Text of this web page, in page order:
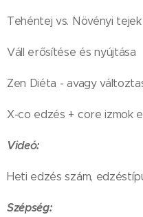
Tehéntej vs. Növényi tejek
Váll erősítése és nyújtása
Zen Diéta - avagy
X-co edzés + core izmok
Videó:
Heti edzés szám,
Szépség: